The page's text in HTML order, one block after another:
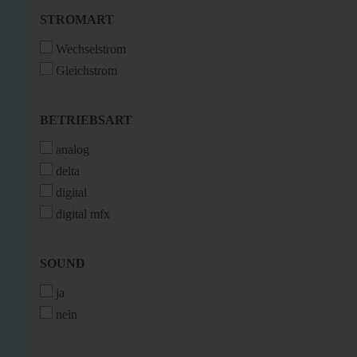
STROMART
STROMART
Wechselstrom
Gleichstrom
BETRIEBSART
BETRIEBSART
analog
delta
digital
digital mfx
SOUND
SOUND
ja
nein